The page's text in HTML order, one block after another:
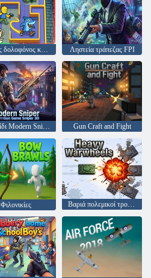
Ιταλός δολοφόνος κυνηγού Brainrot Ληστεία τράπεζας FPI
Παιχνίδι Modern Sniper Gun Παιχνίδι Sniper 3D Gun Craft and Fight
Φιλονικίες Βαριά πολεμικοί τροχοί